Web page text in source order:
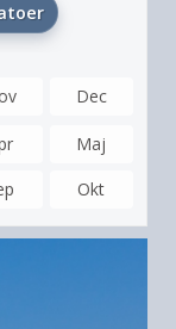
Dec
Maj
Okt